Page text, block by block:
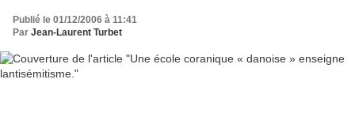
Publié le 01/12/2006 à 11:41
Par Jean-Laurent Turbet